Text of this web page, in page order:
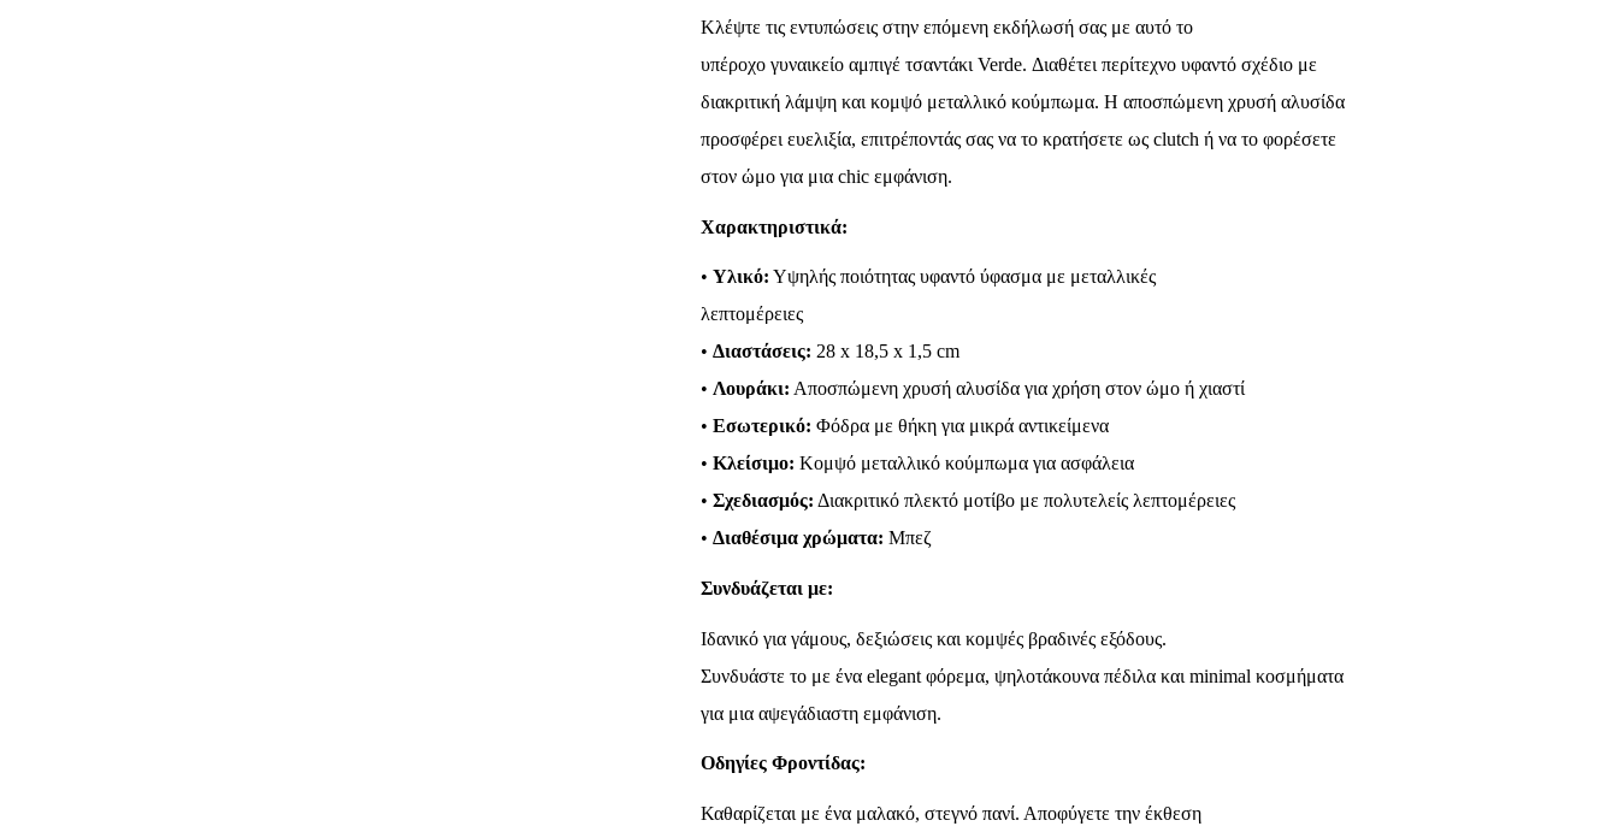
34,90 €.είναι:
31,41 €.
Κλέψτε τις εντυπώσεις στην επόμενη εκδήλωσή σας με αυτό το
υπέροχο γυναικείο αμπιγέ τσαντάκι Verde. Διαθέτει περίτεχνο υφαντό σχέδιο με
διακριτική λάμψη και κομψό μεταλλικό κούμπωμα. Η αποσπώμενη χρυσή αλυσίδα
προσφέρει ευελιξία, επιτρέποντάς σας να το κρατήσετε ως clutch ή να το φορέσετε
στον ώμο για μια chic εμφάνιση.
Χαρακτηριστικά:
• Υλικό: Υψηλής ποιότητας υφαντό ύφασμα με μεταλλικές
λεπτομέρειες
• Διαστάσεις: 28 x 18,5 x 1,5 cm
• Λουράκι: Αποσπώμενη χρυσή αλυσίδα για χρήση στον ώμο ή χιαστί
• Εσωτερικό: Φόδρα με θήκη για μικρά αντικείμενα
• Κλείσιμο: Κομψό μεταλλικό κούμπωμα για ασφάλεια
• Σχεδιασμός: Διακριτικό πλεκτό μοτίβο με πολυτελείς λεπτομέρειες
• Διαθέσιμα χρώματα: Μπεζ
Συνδυάζεται με:
Ιδανικό για γάμους, δεξιώσεις και κομψές βραδινές εξόδους.
Συνδυάστε το με ένα elegant φόρεμα, ψηλοτάκουνα πέδιλα και minimal κοσμήματα
για μια αψεγάδιαστη εμφάνιση.
Οδηγίες Φροντίδας:
Καθαρίζεται με ένα μαλακό, στεγνό πανί. Αποφύγετε την έκθεση